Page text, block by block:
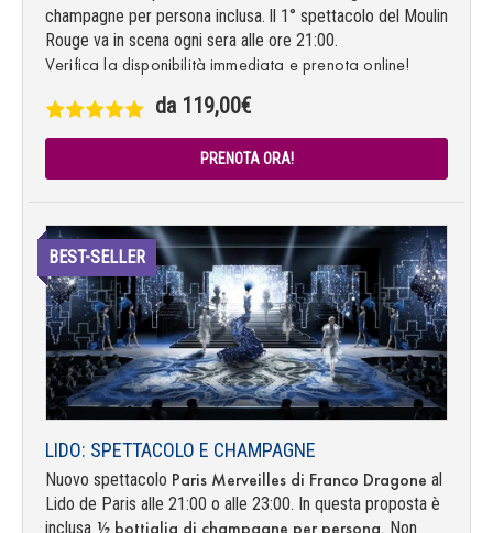
champagne per persona inclusa. ll 1° spettacolo del Moulin
Rouge va in scena ogni sera alle ore 21:00.
Verifica la disponibilità immediata e prenota online!
da 119,00€
PRENOTA ORA!
BEST-SELLER
LIDO: SPETTACOLO E CHAMPAGNE
Nuovo spettacolo Paris Merveilles di Franco Dragone al
Lido de Paris alle 21:00 o alle 23:00. In questa proposta è
inclusa ½ bottiglia di champagne per persona. Non